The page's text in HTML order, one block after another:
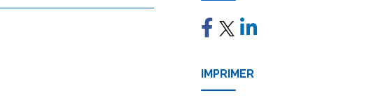
IMPRIMER